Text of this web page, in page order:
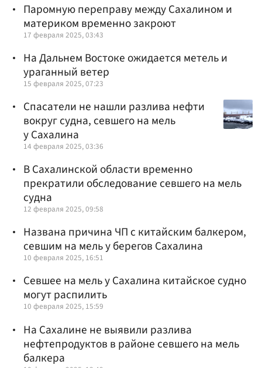
Паромную переправу между Сахалином и
материком временно закроют
17 февраля 2025, 03:43
На Дальнем Востоке ожидается метель и
ураганный ветер
15 февраля 2025, 07:23
Спасатели не нашли разлива нефти
вокруг судна, севшего на мель
у Сахалина
14 февраля 2025, 03:36
В Сахалинской области временно
прекратили обследование севшего на мель
судна
12 февраля 2025, 09:58
Названа причина ЧП с китайским балкером,
севшим на мель у берегов Сахалина
10 февраля 2025, 16:51
Севшее на мель у Сахалина китайское судно
могут распилить
10 февраля 2025, 15:59
На Сахалине не выявили разлива
нефтепродуктов в районе севшего на мель
балкера